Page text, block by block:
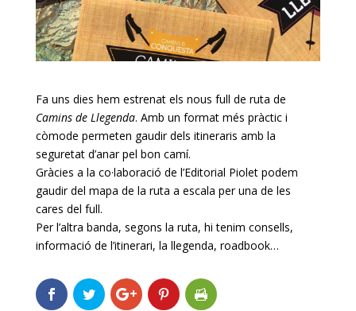
Fa uns dies hem estrenat els nous full de ruta de
Camins de Llegenda. Amb un format més pràctic i
còmode permeten gaudir dels itineraris amb la
seguretat d’anar pel bon camí.
Gràcies a la co·laboració de l’Editorial Piolet podem
gaudir del mapa de la ruta a escala per una de les
cares del full.
Per l’altra banda, segons la ruta, hi tenim consells,
informació de l’itinerari, la llegenda, roadbook…